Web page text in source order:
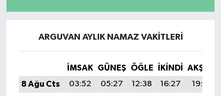
ARGUVAN AYLIK NAMAZ VAKITLERI
İMSAK GÜNEŞ ÖĞLE İKINDI
AKŞAM
8 Ağu Cts
03:52 05:27 12:38 16:27
19:38